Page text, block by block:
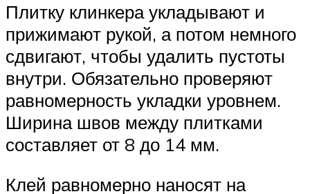
Плитку клинкера укладывают и
прижимают рукой, а потом немного
сдвигают, чтобы удалить пустоты
внутри. Обязательно проверяют
равномерность укладки уровнем.
Ширина швов между плитками
составляет от 8 до 14 мм.
Клей равномерно наносят на